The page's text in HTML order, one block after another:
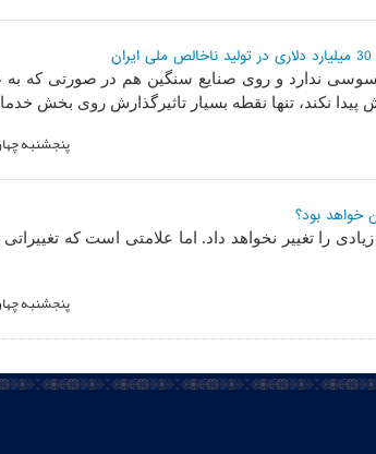
ندارد و روی صنایع سنگین هم در صورتی که
نکند، تنها نقطه بسیار تاثیرگذارش روی بخش
پنجشنبه
خواهد بود؟
را تغییر نخواهد داد. اما علامتی است که تغییراتی
پنجشنبه